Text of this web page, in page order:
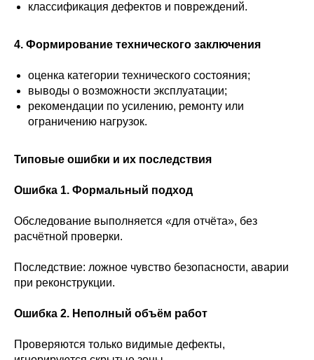
классификация дефектов и повреждений.
4. Формирование технического заключения
оценка категории технического состояния;
выводы о возможности эксплуатации;
рекомендации по усилению, ремонту или
ограничению нагрузок.
Типовые ошибки и их последствия
Ошибка 1. Формальный подход
Обследование выполняется «для отчёта», без
расчётной проверки.
Последствие: ложное чувство безопасности, аварии
при реконструкции.
Ошибка 2. Неполный объём работ
Проверяются только видимые дефекты,